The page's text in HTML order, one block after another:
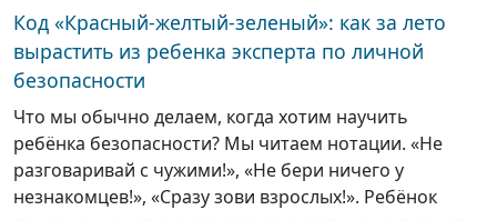
Код «Красный-желтый-зеленый»: как за лето
вырастить из ребенка эксперта по личной
безопасности
Что мы обычно делаем, когда хотим научить
ребёнка безопасности? Мы читаем нотации. «Не
разговаривай с чужими!», «Не бери ничего у
незнакомцев!», «Сразу зови взрослых!». Ребёнок